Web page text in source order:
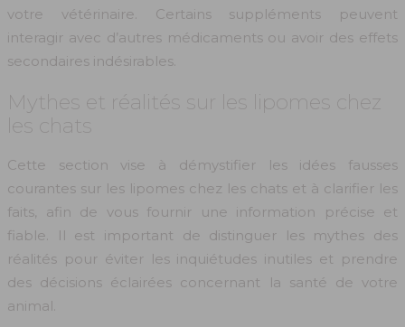
votre vétérinaire. Certains suppléments peuvent
interagir avec d’autres médicaments ou avoir des effets
secondaires indésirables.
Mythes et réalités sur les lipomes chez
les chats
Cette section vise à démystifier les idées fausses
courantes sur les lipomes chez les chats et à clarifier les
faits, afin de vous fournir une information précise et
fiable. Il est important de distinguer les mythes des
réalités pour éviter les inquiétudes inutiles et prendre
des décisions éclairées concernant la santé de votre
animal.